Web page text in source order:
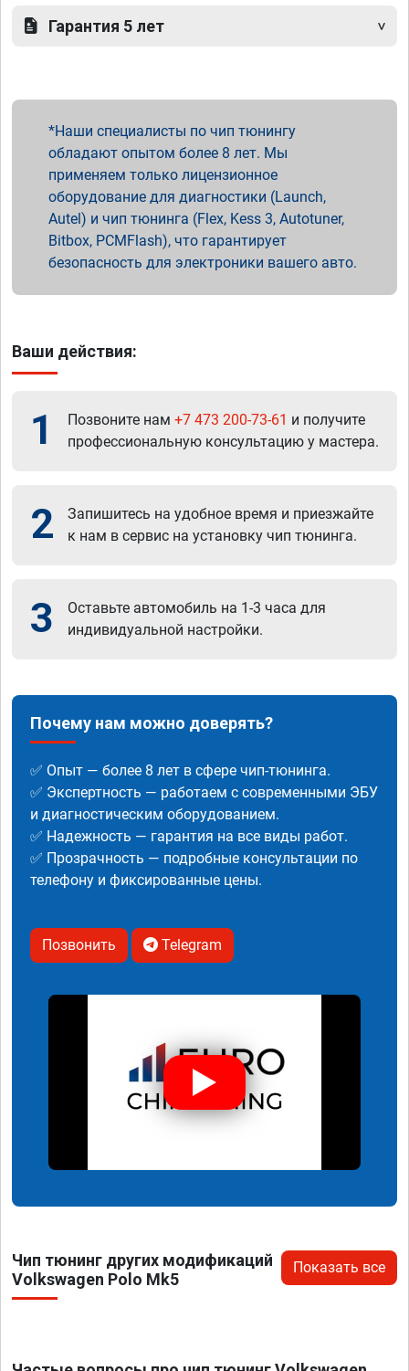
Гарантия 5 лет
Наши специалисты по чип тюнингу
обладают опытом более 8 лет. Мы
применяем только лицензионное
оборудование для диагностики (Launch,
Autel) и чип тюнинга (Flex, Kess 3, Autotuner,
Bitbox, PCMFlash), что гарантирует
безопасность для электроники вашего авто.
Ваши действия:
1 Позвоните нам +7 473 200-73-61 и получите
профессиональную консультацию у мастера.
2
Запишитесь на удобное время и приезжайте
к нам в сервис на установку чип тюнинга.
3
Оставьте автомобиль на 1-3 часа для
индивидуальной настройки.
Почему нам можно доверять?
✅ Опыт — более 8 лет в сфере чип-тюнинга.
✅ Экспертность — работаем с современными ЭБУ
и диагностическим оборудованием.
✅ Надежность — гарантия на все виды работ.
✅ Прозрачность — подробные консультации по
телефону и фиксированные цены.
Позвонить Telegram
Чип тюнинг других модификаций
Volkswagen Polo Mk5
Показать все